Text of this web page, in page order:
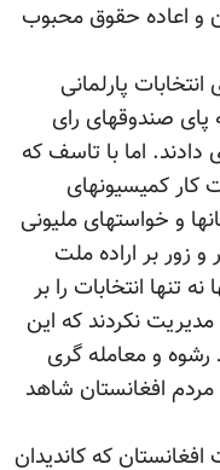
و اعاده حقوق محبوب
پارلمانی
پای صندوقهای رای
دادند. اما با تاسف که
کار کمیسیونهای
و خواستهای ملیونی
زور بر اراده ملت
تنها انتخابات را بر
نکردند که این
رشوه و معامله گری
مردم افغانستان شاهد
که کاندیدان